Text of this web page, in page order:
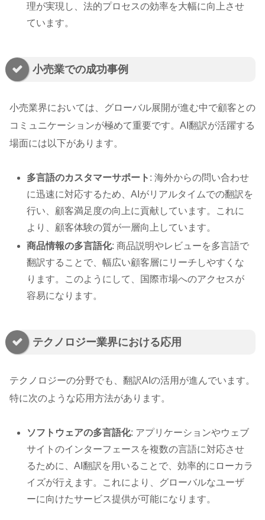
理が実現し、法的プロセスの効率を大幅に向上させ
ています。
小売業での成功事例
小売業界においては、グローバル展開が進む中で顧客との
コミュニケーションが極めて重要です。AI翻訳が活躍する
場面には以下があります。
多言語のカスタマーサポート : 海外からの問い合わせ
に迅速に対応するため、AIがリアルタイムでの翻訳を
行い、顧客満足度の向上に貢献しています。これに
より、顧客体験の質が一層向上しています。
商品情報の多言語化: 商品説明やレビューを多言語で
翻訳することで、幅広い顧客層にリーチしやすくな
ります。このようにして、国際市場へのアクセスが
容易になります。
テクノロジー業界における応用
テクノロジーの分野でも、翻訳AIの活用が進んでいます。
特に次のような応用方法があります。
ソフトウェアの多言語化: アプリケーションやウェブ
サイトのインターフェースを複数の言語に対応させ
るために、AI翻訳を用いることで、効率的にローカラ
イズが行えます。これにより、グローバルなユーザ
ーに向けたサービス提供が可能になります。